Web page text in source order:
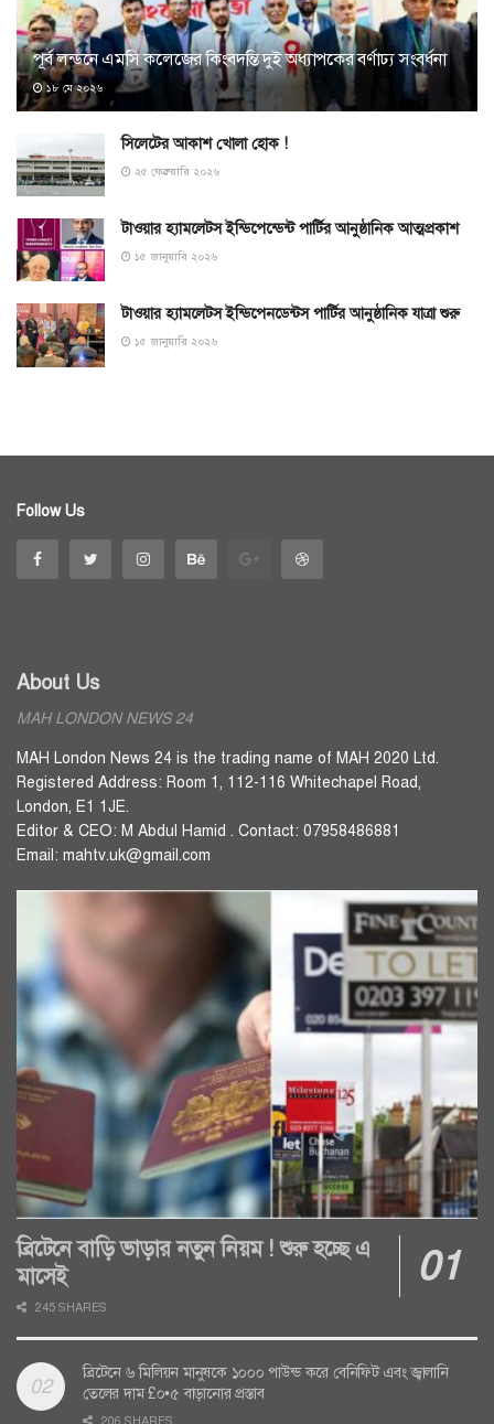
পূর্ব লন্ডনে এমসি কলেজের কিংবদন্তি দুই অধ্যাপকের বর্ণাঢ্য সংবর্ধনা
১৮ মে ২০২৬
সিলেটের আকাশ খোলা হোক !
২৫ ফেব্রুয়ারি ২০২৬
টাওয়ার হ্যামলেটস ইন্ডিপেন্ডেন্ট পার্টির আনুষ্ঠানিক আত্মপ্রকাশ
১৫ জানুয়ারি ২০২৬
টাওয়ার হ্যামলেটস ইন্ডিপেনডেন্টস পার্টির আনুষ্ঠানিক যাত্রা শুরু
১৫ জানুয়ারি ২০২৬
Follow Us
About Us
MAH LONDON NEWS 24
MAH London News 24 is the trading name of MAH 2020 Ltd.
Registered Address: Room 1, 112-116 Whitechapel Road,
London, E1 1JE.
Editor & CEO: M Abdul Hamid . Contact: 07958486881
Email: mahtv.uk@gmail.com
ব্রিটেনে বাড়ি ভাড়ার নতুন নিয়ম ! শুরু হচ্ছে এ
মাসেই
245 SHARES
ব্রিটেনে ৬ মিলিয়ন মানুষকে ১০০০ পাউন্ড করে বেনিফিট এবং জ্বালানি
তেলের দাম £০•৫ বাড়ানোর প্রস্তাব